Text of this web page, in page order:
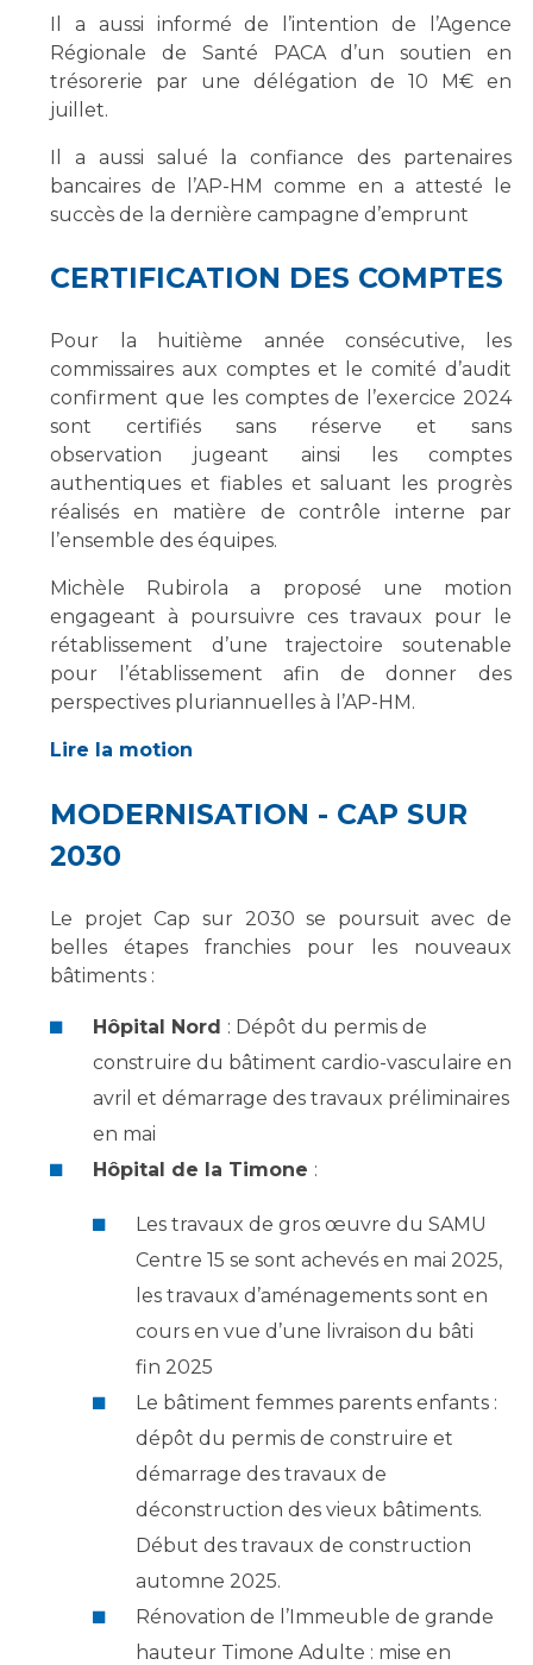
Il a aussi informé de l’intention de l’Agence
Régionale de Santé PACA d’un soutien en
trésorerie par une délégation de 10 M€ en
juillet.
Il a aussi salué la confiance des partenaires
bancaires de l’AP-HM comme en a attesté le
succès de la dernière campagne d’emprunt
CERTIFICATION DES COMPTES
Pour la huitième année consécutive, les
commissaires aux comptes et le comité d’audit
confirment que les comptes de l’exercice 2024
sont certifiés sans réserve et sans
observation jugeant ainsi les comptes
authentiques et fiables et saluant les progrès
réalisés en matière de contrôle interne par
l’ensemble des équipes.
Michèle Rubirola a proposé une motion
engageant à poursuivre ces travaux pour le
rétablissement d’une trajectoire soutenable
pour l’établissement afin de donner des
perspectives pluriannuelles à l’AP-HM.
Lire la motion
MODERNISATION - CAP SUR
2030
Le projet Cap sur 2030 se poursuit avec de
belles étapes franchies pour les nouveaux
bâtiments :
Hôpital Nord : Dépôt du permis de
construire du bâtiment cardio-vasculaire en
avril et démarrage des travaux préliminaires
en mai
Hôpital de la Timone :
Les travaux de gros œuvre du SAMU
Centre 15 se sont achevés en mai 2025,
les travaux d’aménagements sont en
cours en vue d’une livraison du bâti
fin 2025
Le bâtiment femmes parents enfants :
dépôt du permis de construire et
démarrage des travaux de
déconstruction des vieux bâtiments.
Début des travaux de construction
automne 2025.
Rénovation de l’Immeuble de grande
hauteur Timone Adulte : mise en